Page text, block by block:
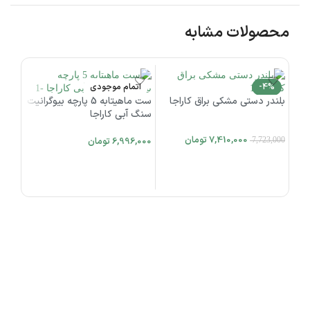
محصولات مشابه
-4%
اتمام موجودی
بلندر دستی مشکی براق کاراجا
7,723,000
7,410,000 تومان
اتمام موجودی
ست ماهیتابه 5 پارچه بیوگرانیت
سنگ آبی کاراجا
6,996,000 تومان